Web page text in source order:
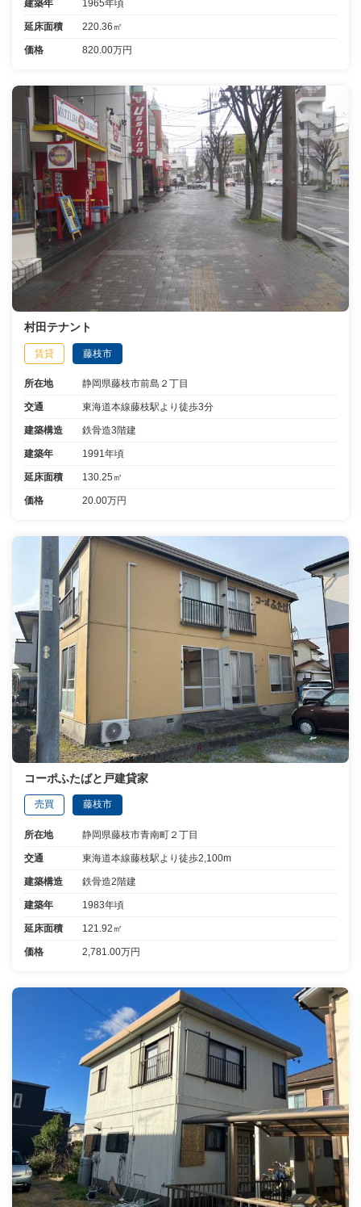
建築年 1965年頃
延床面積 220.36㎡
価格 820.00万円
村田テナント
賃貸 藤枝市
所在地 静岡県藤枝市前島２丁目
交通 東海道本線藤枝駅より徒歩3分
建築構造 鉄骨造3階建
建築年 1991年頃
延床面積 130.25㎡
価格 20.00万円
コーポふたばと戸建貸家
売買 藤枝市
所在地 静岡県藤枝市青南町２丁目
交通 東海道本線藤枝駅より徒歩2,100m
建築構造 鉄骨造2階建
建築年 1983年頃
延床面積 121.92㎡
価格 2,781.00万円